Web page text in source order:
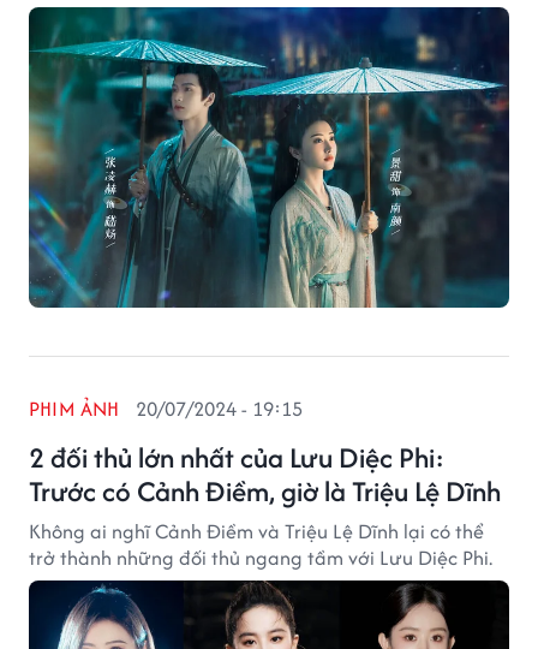
2 đối thủ lớn nhất của Lưu Diệc Phi:
Trước có Cảnh Điềm, giờ là Triệu Lệ Dĩnh
PHIM ẢNH 20/07/2024 - 19:15
Không ai nghĩ Cảnh Điềm và Triệu Lệ Dĩnh lại có thể
trở thành những đối thủ ngang tầm với Lưu Diệc Phi.